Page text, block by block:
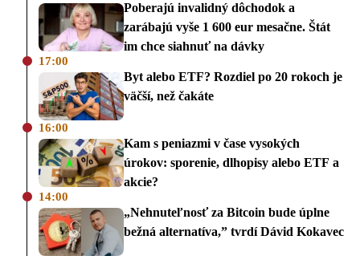
Poberajú invalidný dôchodok a
zarábajú vyše 1 600 eur mesačne. Štát
im chce siahnuť na dávky
17:00
Byt alebo ETF? Rozdiel po 20 rokoch je
väčší, než čakáte
16:00
Kam s peniazmi v čase vysokých
úrokov: sporenie, dlhopisy alebo ETF a
akcie?
14:00
„Nehnuteľnosť za Bitcoin bude úplne
bežná alternatíva,” tvrdí Dávid Kokavec